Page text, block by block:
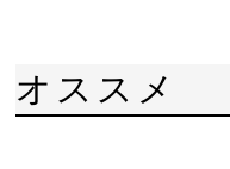
オススメ